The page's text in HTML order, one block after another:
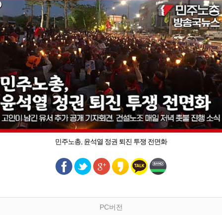
민주노총, 윤석열 정권 퇴진 투쟁 전면화
PC버전